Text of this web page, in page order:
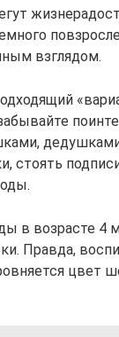
взглядом.
в возрасте 4
Правда,
цвет